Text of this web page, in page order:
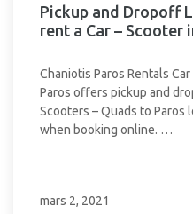
Pickup and Dropoff
rent a Car – Scooter
Chaniotis Paros Rentals
Paros offers pickup and
Scooters – Quads to Paros
when booking online. …
mars 2, 2021